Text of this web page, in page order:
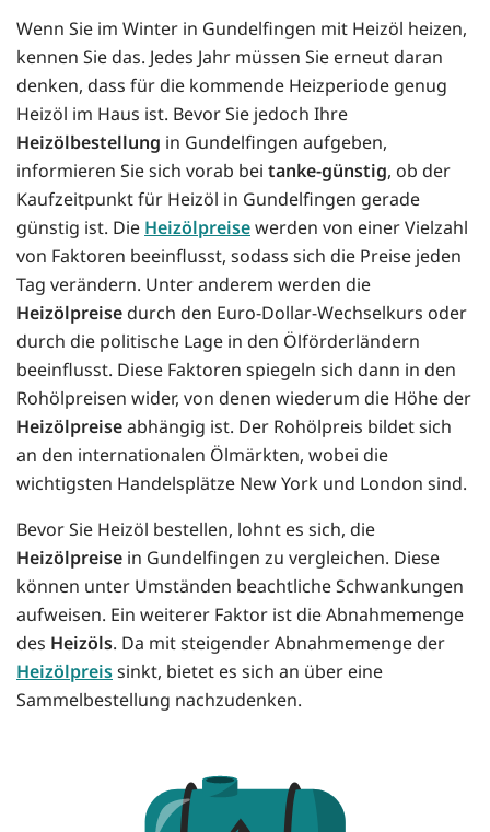
Wenn Sie im Winter in Gundelfingen mit Heizöl heizen,
kennen Sie das. Jedes Jahr müssen Sie erneut daran
denken, dass für die kommende Heizperiode genug
Heizöl im Haus ist. Bevor Sie jedoch Ihre
Heizölbestellung in Gundelfingen aufgeben,
informieren Sie sich vorab bei tanke-günstig, ob der
Kaufzeitpunkt für Heizöl in Gundelfingen gerade
günstig ist. Die Heizölpreisewerden von einer Vielzahl
von Faktoren beeinflusst, sodass sich die Preise jeden
Tag verändern. Unter anderem werden die
Heizölpreise durch den Euro-Dollar-Wechselkurs oder
durch die politische Lage in den Ölförderländern
beeinflusst. Diese Faktoren spiegeln sich dann in den
Rohölpreisen wider, von denen wiederum die Höhe der
Heizölpreiseabhängig ist. Der Rohölpreis bildet sich
an den internationalen Ölmärkten, wobei die
wichtigsten Handelsplätze New York und London sind.
Bevor Sie Heizöl bestellen, lohnt es sich, die
Heizölpreise in Gundelfingen zu vergleichen. Diese
können unter Umständen beachtliche Schwankungen
aufweisen. Ein weiterer Faktor ist die Abnahmemenge
des Heizöls. Da mit steigender Abnahmemenge der
Heizölpreissinkt, bietet es sich an über eine
Sammelbestellung nachzudenken.